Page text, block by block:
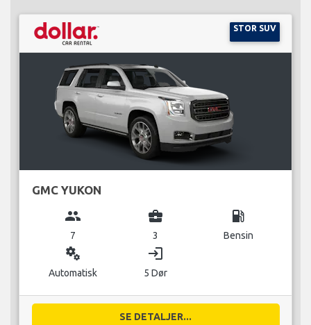
STOR SUV
GMC YUKON
group
7
business_center
3
local_gas_station
Bensin
miscellaneous_services
Automatisk
login
5 Dør
SE DETALJER...